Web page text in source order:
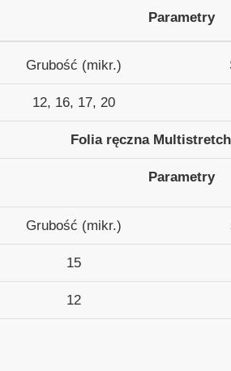
Parametry
Grubość (mikr.)
12, 16, 17, 20
Folia ręczna
Parametry
Grubość (mikr.)
15
12